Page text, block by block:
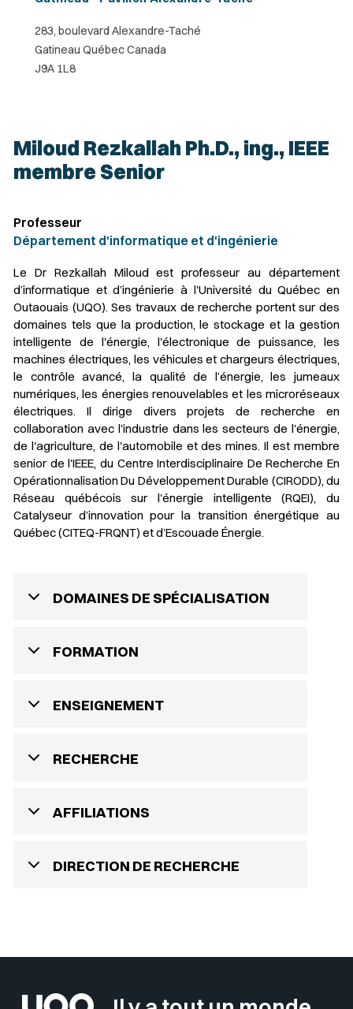
283, boulevard Alexandre-Taché
Gatineau Québec Canada
J9A 1L8
Miloud Rezkallah Ph.D., ing., IEEE
membre Senior
Professeur
Département d'informatique et d'ingénierie
Le Dr Rezkallah Miloud est professeur au département
d’informatique et d’ingénierie à l'Université du Québec en
Outaouais (UQO). Ses travaux de recherche portent sur des
domaines tels que la production, le stockage et la gestion
intelligente de l'énergie, l'électronique de puissance, les
machines électriques, les véhicules et chargeurs électriques,
le contrôle avancé, la qualité de l’énergie, les jumeaux
numériques, les énergies renouvelables et les microréseaux
électriques. Il dirige divers projets de recherche en
collaboration avec l'industrie dans les secteurs de l'énergie,
de l'agriculture, de l'automobile et des mines. Il est membre
senior de l'IEEE, du Centre Interdisciplinaire De Recherche En
Opérationnalisation Du Développement Durable (CIRODD), du
Réseau québécois sur l'énergie intelligente (RQEI), du
Catalyseur d’innovation pour la transition énergétique au
Québec (CITEQ-FRQNT) et d’Escouade Énergie.
DOMAINES DE SPÉCIALISATION
FORMATION
ENSEIGNEMENT
RECHERCHE
AFFILIATIONS
DIRECTION DE RECHERCHE